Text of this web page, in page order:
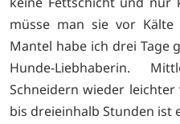
müsse man sie vor Kälte
Mantel habe ich drei Tage
Hunde-Liebhaberin.
Schneidern wieder
bis dreieinhalb Stunden ist